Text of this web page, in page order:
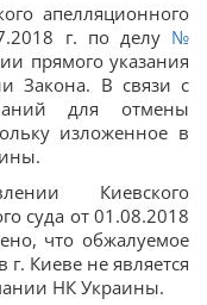
апелляционного
г. по делу №
прямого указания
Закона. В связи с
для отмены
изложенное в
Киевского
суда от 01.08.2018
что обжалуемое
Киеве не является
НК Украины.